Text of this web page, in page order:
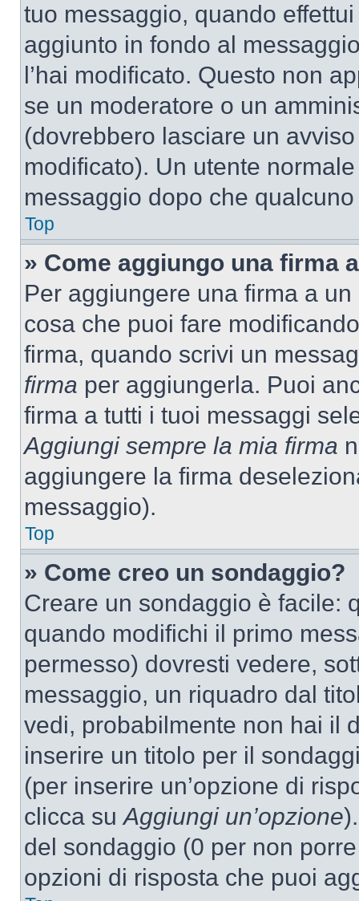
tuo messaggio, quando
aggiunto in fondo al
l’hai modificato. Questo non
se un moderatore o un
(dovrebbero lasciare un
modificato). Un utente
messaggio dopo che
Top
» Come aggiungo una firma
Per aggiungere una firma a
cosa che puoi fare
firma, quando scrivi un
firma per aggiungerla. Puoi
firma a tutti i tuoi messaggi
Aggiungi sempre la mia firma
aggiungere la firma
messaggio).
Top
» Come creo un sondaggio?
Creare un sondaggio è facile:
quando modifichi il primo
permesso) dovresti vedere,
messaggio, un riquadro dal
vedi, probabilmente non hai il
inserire un titolo per il
(per inserire un’opzione di
clicca suAggiungi un’opzione
del sondaggio (0 per non
opzioni di risposta che puoi